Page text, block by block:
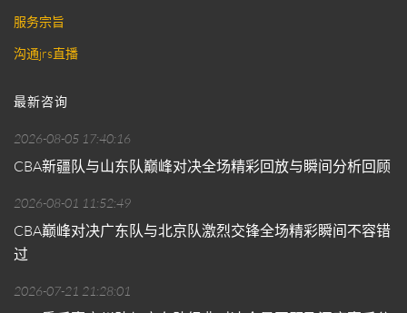
服务宗旨
沟通jrs直播
最新咨询
2026-08-05 17:40:16
CBA新疆队与山东队巅峰对决全场精彩回放与瞬间分析回顾
2026-08-01 11:52:49
CBA巅峰对决广东队与北京队激烈交锋全场精彩瞬间不容错
过
2026-07-21 21:28:01